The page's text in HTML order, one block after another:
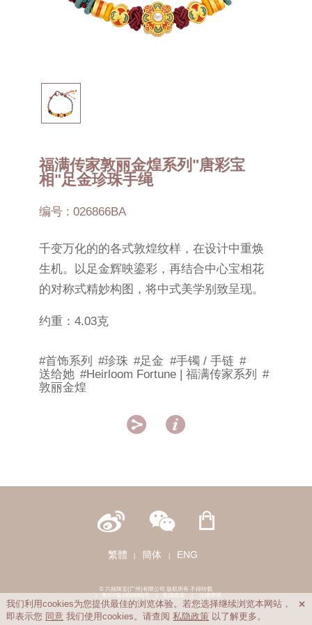
福满传家敦丽金煌系列"唐彩宝
相"足金珍珠手绳
编号 : 026866BA
千变万化的的各式敦煌纹样，在设计中重焕
生机。以足金辉映鎏彩，再结合中心宝相花
的对称式精妙构图，将中式美学别致呈现。
约重：4.03克
#首饰系列 #珍珠 #足金 #手镯 / 手链 #
送给她 #Heirloom Fortune | 福满传家系列
#
敦丽金煌
 
繁體 簡体 ENG
© 六福珠宝(广州)有限公司 版权所有 不得转载
|
粤ICP备15048991号 | 私隐政策 | 法律声明
我们利用cookies为您提供最佳的浏览体验。若您选择继续浏览本网站，
即表示您 同意 我们使用cookies。请查阅私隐政策 以了解更多。
